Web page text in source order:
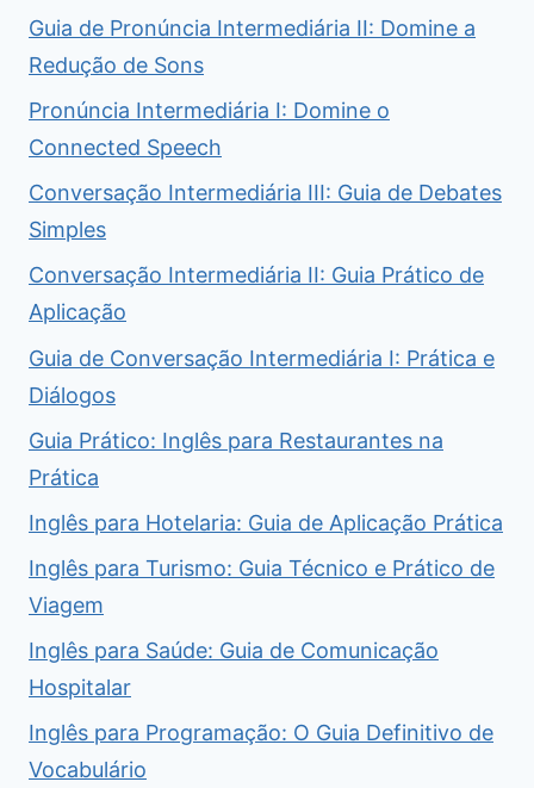
Guia de Pronúncia Intermediária II: Domine a
Redução de Sons
Pronúncia Intermediária I: Domine o
Connected Speech
Conversação Intermediária III: Guia de Debates
Simples
Conversação Intermediária II: Guia Prático de
Aplicação
Guia de Conversação Intermediária I: Prática e
Diálogos
Guia Prático: Inglês para Restaurantes na
Prática
Inglês para Hotelaria: Guia de Aplicação Prática
Inglês para Turismo: Guia Técnico e Prático de
Viagem
Inglês para Saúde: Guia de Comunicação
Hospitalar
Inglês para Programação: O Guia Definitivo de
Vocabulário